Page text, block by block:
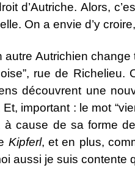
d’Autriche. Alors,
On a envie d’y
Autrichien
rue de
découvrent une
important : le mot
à cause de sa forme
Kipferl, et en plus,
aussi je suis contente